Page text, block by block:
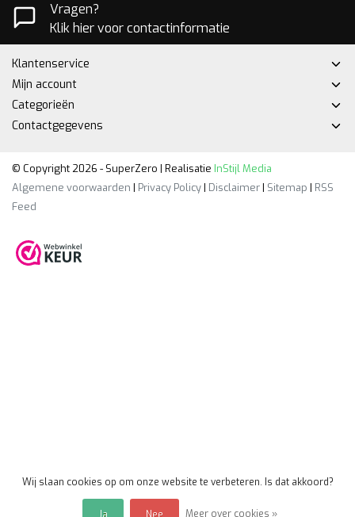
Vragen?
Klik hier voor contactinformatie
Klantenservice
Mijn account
Categorieën
Contactgegevens
© Copyright 2026 - SuperZero | Realisatie InStijl Media
Algemene voorwaarden | Privacy Policy| Disclaimer| Sitemap | RSS
Feed
Wij slaan cookies op om onze website te verbeteren. Is dat akkoord?
Meer over cookies »